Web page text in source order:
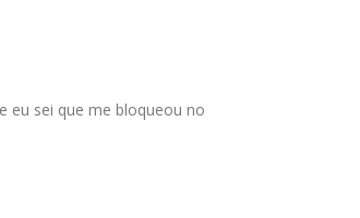
eu sei que me bloqueou no